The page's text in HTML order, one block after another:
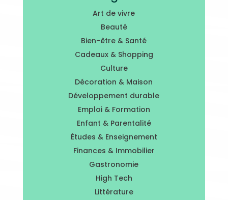
Art de vivre
Beauté
Bien-être & Santé
Cadeaux & Shopping
Culture
Décoration & Maison
Développement durable
Emploi & Formation
Enfant & Parentalité
Études & Enseignement
Finances & Immobilier
Gastronomie
High Tech
Littérature